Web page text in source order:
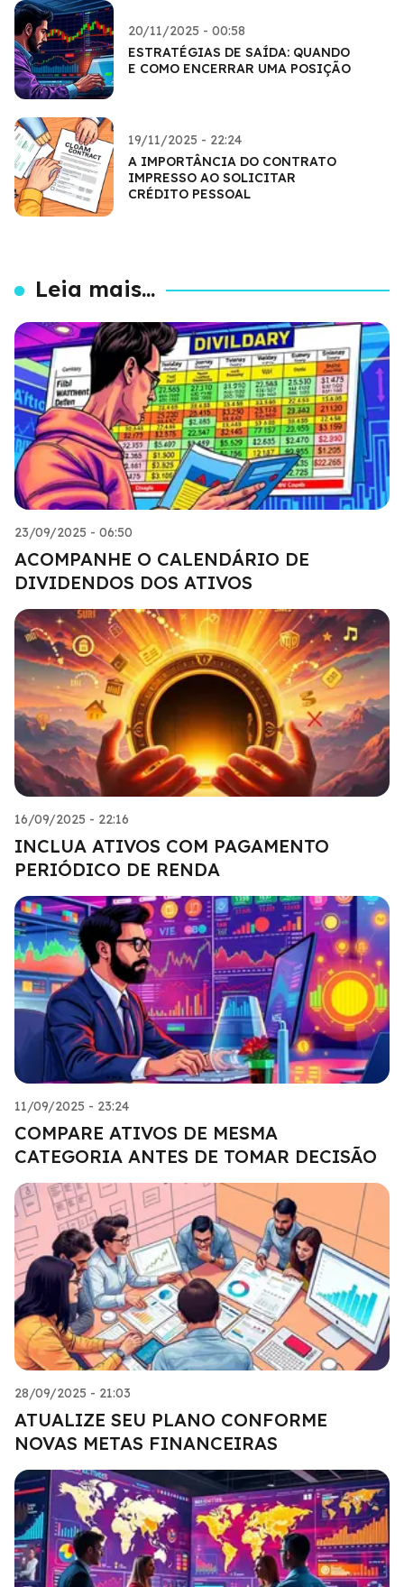
20/11/2025 - 00:58
ESTRATÉGIAS DE SAÍDA: QUANDO
E COMO ENCERRAR UMA POSIÇÃO
19/11/2025 - 22:24
A IMPORTÂNCIA DO CONTRATO
IMPRESSO AO SOLICITAR
CRÉDITO PESSOAL
Leia mais...
23/09/2025 - 06:50
ACOMPANHE O CALENDÁRIO DE
DIVIDENDOS DOS ATIVOS
16/09/2025 - 22:16
INCLUA ATIVOS COM PAGAMENTO
PERIÓDICO DE RENDA
11/09/2025 - 23:24
COMPARE ATIVOS DE MESMA
CATEGORIA ANTES DE TOMAR DECISÃO
28/09/2025 - 21:03
ATUALIZE SEU PLANO CONFORME
NOVAS METAS FINANCEIRAS